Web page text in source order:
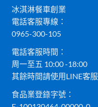
冰淇淋餐車創業
電話客服專線：
0965-300-105
電話客服時間：
周一至五 10:00 -18:00
其餘時間請使用LINE客服
食品業登錄字號：